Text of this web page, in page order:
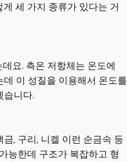
세 가지 종류가 있다는 거
요. 측온 저항체는 온도에
이 성질을 이용해서 온도를
습니다.
, 구리, 니켈 이런 순금속 등
능한데 구조가 복잡하고 형